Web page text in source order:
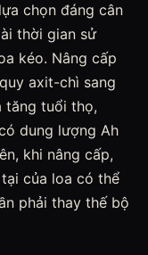
chọn đáng cân
thời gian sử
kéo. Nâng cấp
axit-chì sang
tăng tuổi thọ,
dung lượng Ah
khi nâng cấp,
của loa có thể
phải thay thế bộ